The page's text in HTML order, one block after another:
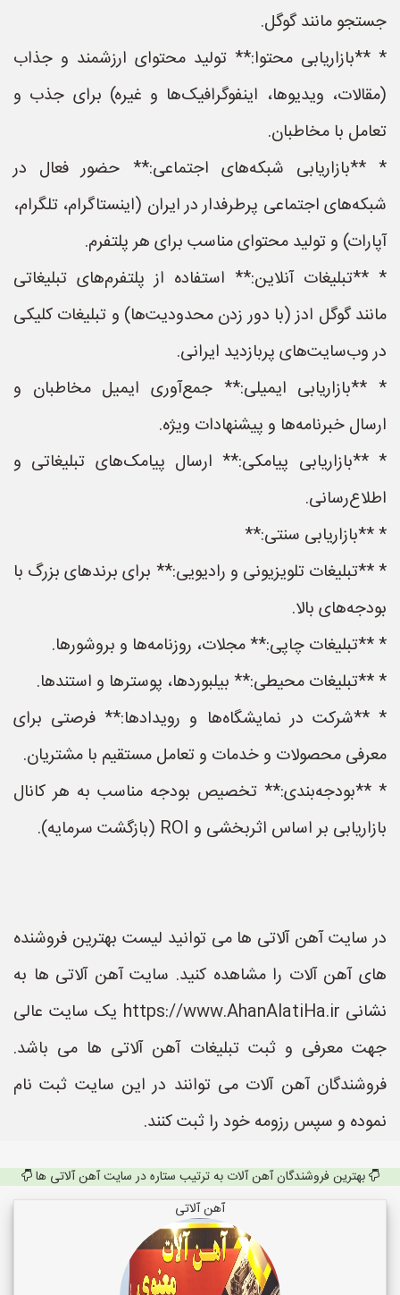
جستجو مانند گوگل.
* **بازاریابی محتوا:** تولید محتوای ارزشمند و جذاب
(مقالات، ویدیوها، اینفوگرافیک‌ها و غیره) برای جذب و
تعامل با مخاطبان.
* **بازاریابی شبکه‌های اجتماعی:** حضور فعال در
شبکه‌های اجتماعی پرطرفدار در ایران (اینستاگرام، تلگرام،
آپارات) و تولید محتوای مناسب برای هر پلتفرم.
* **تبلیغات آنلاین:** استفاده از پلتفرم‌های تبلیغاتی
مانند گوگل ادز (با دور زدن محدودیت‌ها) و تبلیغات کلیکی
در وب‌سایت‌های پربازدید ایرانی.
* **بازاریابی ایمیلی:** جمع‌آوری ایمیل مخاطبان و
ارسال خبرنامه‌ها و پیشنهادات ویژه.
* **بازاریابی پیامکی:** ارسال پیامک‌های تبلیغاتی و
اطلاع‌رسانی.
* **بازاریابی سنتی:**
* **تبلیغات تلویزیونی و رادیویی:** برای برندهای بزرگ با
بودجه‌های بالا.
* **تبلیغات چاپی:** مجلات، روزنامه‌ها و بروشورها.
* **تبلیغات محیطی:** بیلبوردها، پوسترها و استندها.
* **شرکت در نمایشگاه‌ها و رویدادها:** فرصتی برای
معرفی محصولات و خدمات و تعامل مستقیم با مشتریان.
* **بودجه‌بندی:** تخصیص بودجه مناسب به هر کانال
بازاریابی بر اساس اثربخشی و ROI (بازگشت سرمایه).
در سایت آهن آلاتی ها می توانید لیست بهترین فروشنده
های آهن آلات را مشاهده کنید. سایت آهن آلاتی ها به
نشانی https://www.AhanAlatiHa.ir یک سایت عالی
جهت معرفی و ثبت تبلیغات آهن آلاتی ها می باشد.
فروشندگان آهن آلات می توانند در این سایت ثبت نام
نموده و سپس رزومه خود را ثبت کنند.
بهترین فروشندگان آهن آلات به ترتیب ستاره در سایت آهن آلاتی ها
آهن آلاتی